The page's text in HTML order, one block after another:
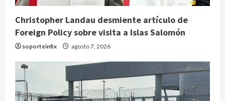
Christopher Landau desmiente artículo de
Foreign Policy sobre visita a Islas Salomón
soporteinfix agosto 7, 2026